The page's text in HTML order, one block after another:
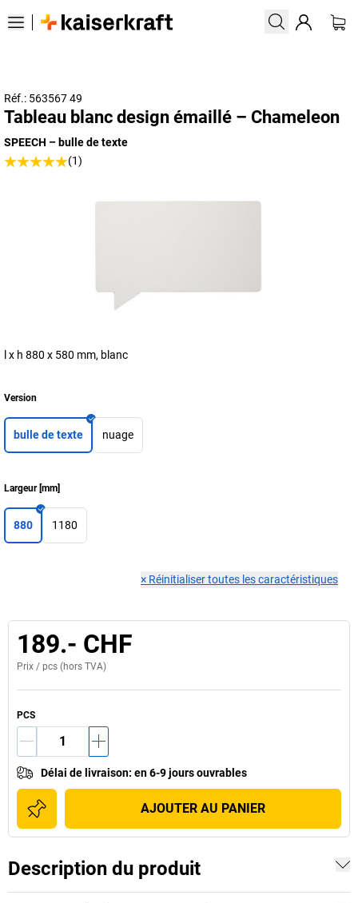
Réf.: 563567 49
Tableau blanc design émaillé – Chameleon
SPEECH – bulle de texte
(1)
l x h 880 x 580 mm, blanc
Version
bulle de texte nuage
Largeur[mm]
880 1180
× Réinitialiser toutes les caractéristiques
189.- CHF
Prix / pcs (hors TVA)
PCS
Délai de livraison: en 6-9 jours ouvrables
AJOUTER AU PANIER
Description du produit